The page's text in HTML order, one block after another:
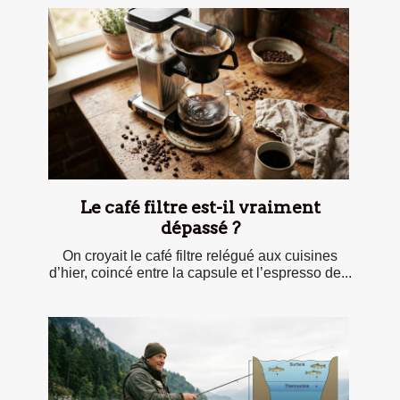
Le café filtre est-il vraiment
dépassé ?
On croyait le café filtre relégué aux cuisines
d’hier, coincé entre la capsule et l’espresso de...